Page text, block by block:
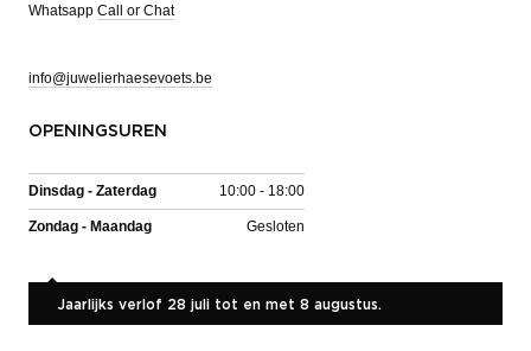
Whatsapp Call or Chat
info@juwelierhaesevoets.be
OPENINGSUREN
Dinsdag - Zaterdag 10:00 - 18:00
Zondag - Maandag Gesloten
Jaarlijks verlof 28 juli tot en met 8 augustus.